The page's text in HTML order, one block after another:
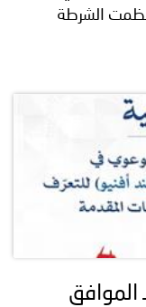
نظمت الشرطة
02/03هـ ــ الموافق